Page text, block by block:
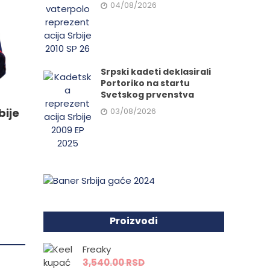
04/08/2026
Srpski kadeti deklasirali
Portoriko na startu
Svetskog prvenstva
03/08/2026
Proizvodi
Freaky
3,540.00RSD